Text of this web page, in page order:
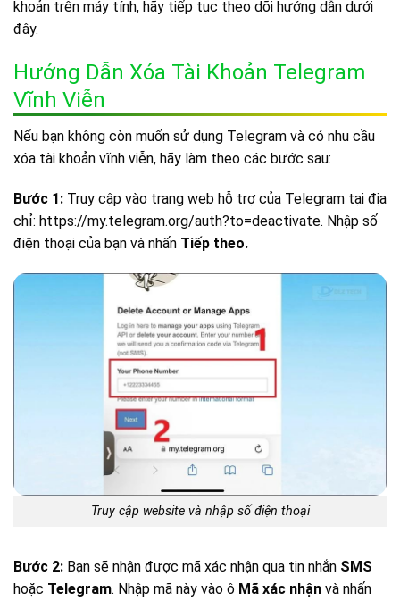
khoản trên máy tính, hãy tiếp tục theo dõi hướng dẫn dưới
đây.
Hướng Dẫn Xóa Tài Khoản Telegram
Vĩnh Viễn
Nếu bạn không còn muốn sử dụng Telegram và có nhu cầu
xóa tài khoản vĩnh viễn, hãy làm theo các bước sau:
Bước 1: Truy cập vào trang web hỗ trợ của Telegram tại địa
chỉ: https://my.telegram.org/auth?to=deactivate. Nhập số
điện thoại của bạn và nhấn Tiếp theo.
Truy cập website và nhập số điện thoại
Bước 2: Bạn sẽ nhận được mã xác nhận qua tin nhắn SMS
hoặc Telegram. Nhập mã này vào ô Mã xác nhận và nhấn